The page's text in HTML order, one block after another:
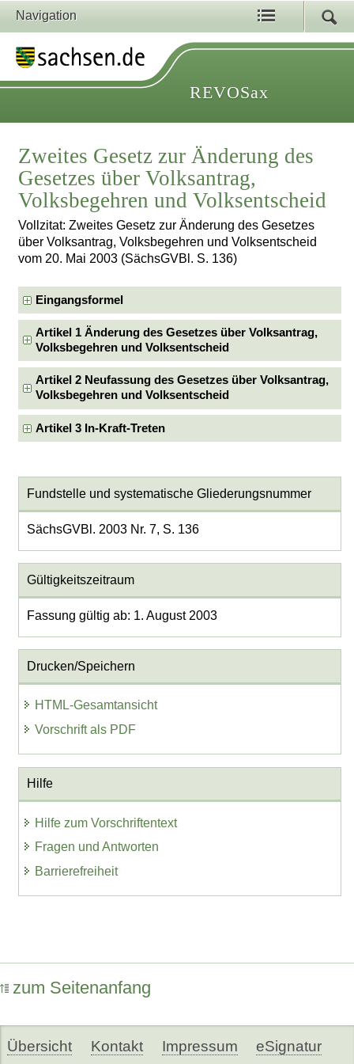
Navigation
REVOSax
Zweites Gesetz zur Änderung des
Gesetzes über Volksantrag,
Volksbegehren und Volksentscheid
Vollzitat: Zweites Gesetz zur Änderung des Gesetzes
über Volksantrag, Volksbegehren und Volksentscheid
vom 20. Mai 2003 (SächsGVBl. S. 136)
Eingangsformel
Artikel 1 Änderung des Gesetzes über Volksantrag,
Volksbegehren und Volksentscheid
Artikel 2 Neufassung des Gesetzes über Volksantrag,
Volksbegehren und Volksentscheid
Artikel 3 In-Kraft-Treten
Fundstelle und systematische Gliederungsnummer
SächsGVBl. 2003 Nr. 7, S. 136
Gültigkeitszeitraum
Fassung gültig ab: 1. August 2003
Drucken/Speichern
HTML-Gesamtansicht
Vorschrift als PDF
Hilfe
Hilfe zum Vorschriftentext
Fragen und Antworten
Barrierefreiheit
zum Seitenanfang
Übersicht Kontakt Impressum eSignatur